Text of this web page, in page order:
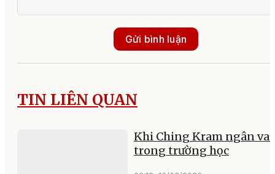
Gửi bình luận
TIN LIÊN QUAN
Khi Ching Kram ngân
trong trường học